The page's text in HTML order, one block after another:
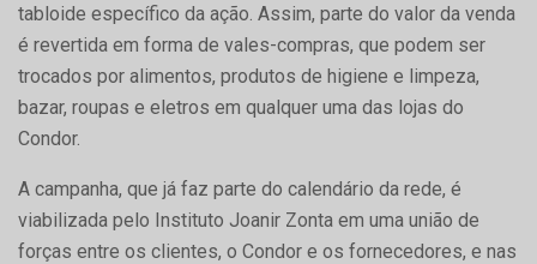
tabloide específico da ação. Assim, parte do valor da venda
é revertida em forma de vales-compras, que podem ser
trocados por alimentos, produtos de higiene e limpeza,
bazar, roupas e eletros em qualquer uma das lojas do
Condor.
A campanha, que já faz parte do calendário da rede, é
viabilizada pelo Instituto Joanir Zonta em uma união de
forças entre os clientes, o Condor e os fornecedores, e nas